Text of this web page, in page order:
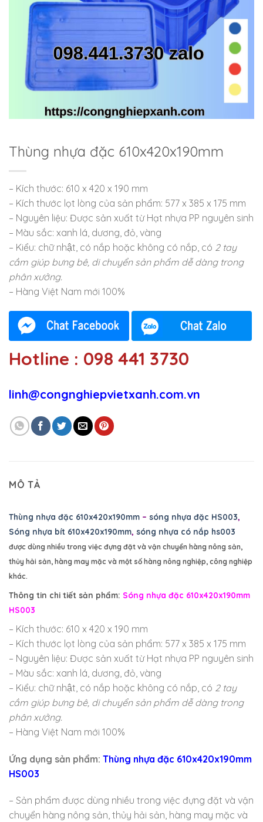
Thùng nhựa đặc 610x420x190mm
– Kích thước: 610 x 420 x 190 mm
– Kích thước lọt lòng của sản phẩm: 577 x 385 x 175 mm
– Nguyên liệu: Được sản xuất từ Hạt nhựa PP nguyên sinh
– Màu sắc: xanh lá, dương, đỏ, vàng
– Kiểu: chữ nhật, có nắp hoặc không có nắp, có 2 tay
cầm giúp bưng bê, di chuyển sản phẩm dễ dàng trong
phân xưởng.
– Hàng Việt Nam mới 100%
Hotline : 098 441 3730
linh@congnghiepvietxanh.com.vn
MÔ TẢ
Thùng nhựa đặc 610x420x190mm – sóng nhựa đặc HS003,
Sóng nhựa bít 610x420x190mm, sóng nhựa có nắp hs003
được dùng nhiều trong việc đựng đặt và vận chuyển hàng nông sản,
thủy hải sản, hàng may mặc và một số hàng nông nghiệp, công nghiệp
khác.
Thông tin chi tiết sản phẩm: Sóng nhựa đặc 610x420x190mm
HS003
– Kích thước: 610 x 420 x 190 mm
– Kích thước lọt lòng của sản phẩm: 577 x 385 x 175 mm
– Nguyên liệu: Được sản xuất từ Hạt nhựa PP nguyên sinh
– Màu sắc: xanh lá, dương, đỏ, vàng
– Kiểu: chữ nhật, có nắp hoặc không có nắp, có 2 tay
cầm giúp bưng bê, di chuyển sản phẩm dễ dàng trong
phân xưởng.
– Hàng Việt Nam mới 100%
Ứng dụng sản phẩm: Thùng nhựa đặc 610x420x190mm
HS003
– Sản phẩm được dùng nhiều trong việc đựng đặt và vận
chuyển hàng nông sản, thủy hải sản, hàng may mặc và